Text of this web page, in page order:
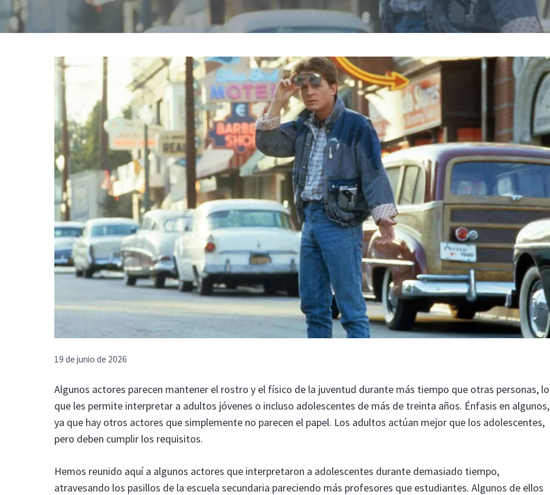
19 de junio de 2026
Algunos actores parecen mantener el rostro y el físico de la juventud durante más tiempo que otras personas, lo
que les permite interpretar a adultos jóvenes o incluso adolescentes de más de treinta años. Énfasis en algunos,
ya que hay otros actores que simplemente no parecen el papel. Los adultos actúan mejor que los adolescentes,
pero deben cumplir los requisitos.
Hemos reunido aquí a algunos actores que interpretaron a adolescentes durante demasiado tiempo,
atravesando los pasillos de la escuela secundaria pareciendo más profesores que estudiantes. Algunos de ellos